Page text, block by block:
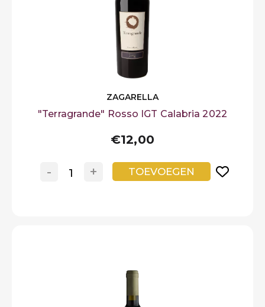
ZAGARELLA
"Terragrande" Rosso IGT Calabria 2022
€12,00
+
- TOEVOEGEN